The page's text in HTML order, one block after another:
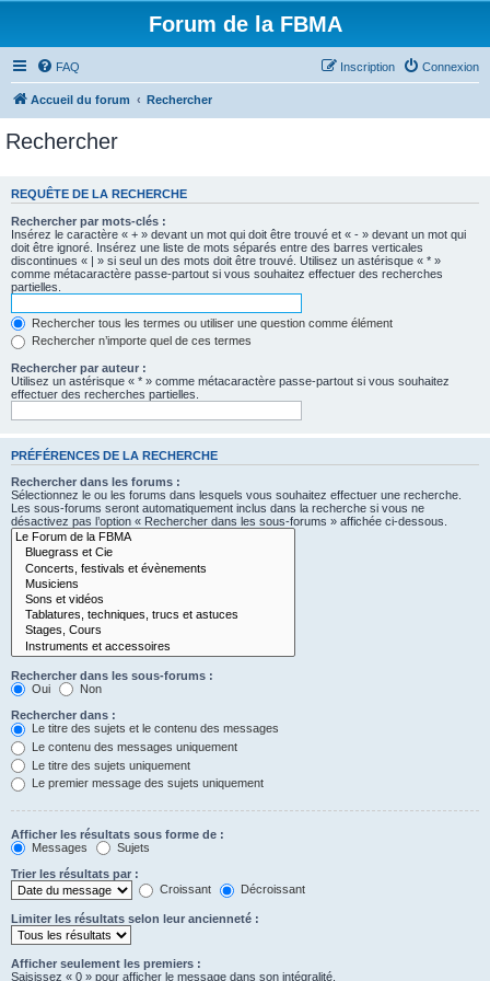
Forum de la FBMA
FAQ Connexion
Inscription
Accueil du forum Rechercher
Rechercher
REQUÊTE DE LA RECHERCHE
Rechercher par mots-clés :
Insérez le caractère « + » devant un mot qui doit être trouvé et « - » devant un mot qui
doit être ignoré. Insérez une liste de mots séparés entre des barres verticales
discontinues « | » si seul un des mots doit être trouvé. Utilisez un astérisque « * »
comme métacaractère passe-partout si vous souhaitez effectuer des recherches
partielles.
Rechercher tous les termes ou utiliser une question comme élément
Rechercher n’importe quel de ces termes
Rechercher par auteur :
Utilisez un astérisque « * » comme métacaractère passe-partout si vous souhaitez
effectuer des recherches partielles.
PRÉFÉRENCES DE LA RECHERCHE
Rechercher dans les forums :
Sélectionnez le ou les forums dans lesquels vous souhaitez effectuer une recherche.
Les sous-forums seront automatiquement inclus dans la recherche si vous ne
désactivez pas l’option « Rechercher dans les sous-forums » affichée ci-dessous.
Rechercher dans les sous-forums :
Oui
Non
Rechercher dans :
Le titre des sujets et le contenu des messages
Le contenu des messages uniquement
Le titre des sujets uniquement
Le premier message des sujets uniquement
Afficher les résultats sous forme de :
Messages
Sujets
Trier les résultats par :
Croissant
Décroissant
Limiter les résultats selon leur ancienneté :
Afficher seulement les premiers :
Saisissez « 0 » pour afficher le message dans son intégralité.